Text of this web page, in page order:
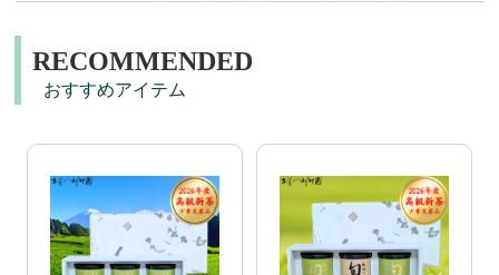
RECOMMENDED
おすすめアイテム